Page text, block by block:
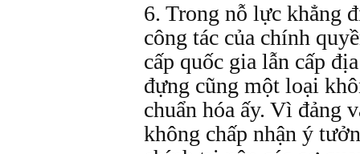
6. Trong nỗ lực khẳng
công tác của chính
cấp quốc gia lẫn cấp
đựng cũng một loại
chuẩn hóa ấy. Vì đảng
không chấp nhận ý